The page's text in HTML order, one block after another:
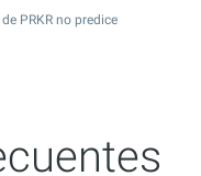
PRKR no predice